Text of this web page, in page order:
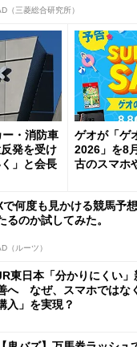
（三菱総合研究所）
・消防車
発を受け
く」と会長
ゲオが「ゲ
2026」を8
古のスマホ
で何度も見かける競馬予
るのか試してみた。
（ルーツ）
東日本「分かりにくい
へ なぜ、スマホではな
入」を実現？